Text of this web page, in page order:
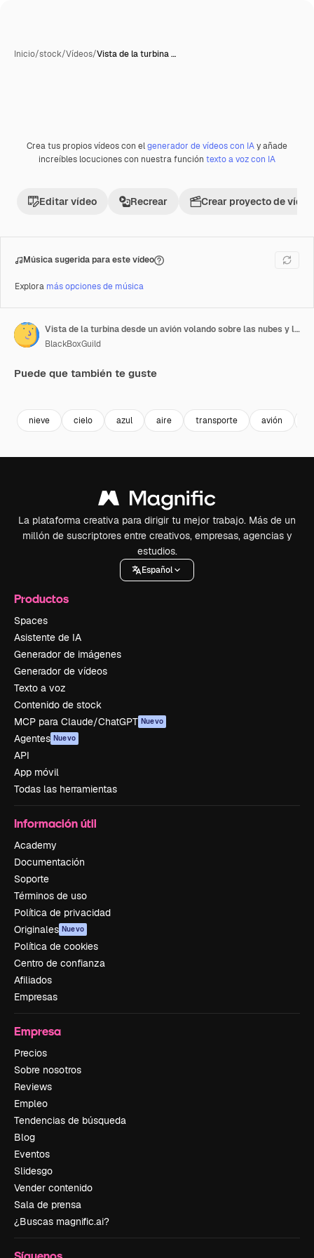
Inicio/stock/Vídeos/Vista de la turbina …
Premium
Crea tus propios vídeos con elgenerador de vídeos con IAy añade
increíbles locuciones con nuestra función texto a voz con IA
Editar vídeo Recrear Crear proyecto de vídeo
Música sugerida para este vídeo
Explora más opciones de música
Vista de la turbina desde un avión volando sobre las nubes y las montañas nevadas de los Alpes en Europa.
BlackBoxGuild
Puede que también te guste
nieve cielo azul aire transporte avión
La plataforma creativa para dirigir tu mejor trabajo. Más de un
millón de suscriptores entre creativos, empresas, agencias y
estudios.
Español
Productos
Spaces
Asistente de IA
Generador de imágenes
Generador de vídeos
Texto a voz
Contenido de stock
MCP para Claude/ChatGPT Nuevo
Agentes Nuevo
API
App móvil
Todas las herramientas
Información útil
Academy
Documentación
Soporte
Términos de uso
Política de privacidad
Originales Nuevo
Política de cookies
Centro de confianza
Afiliados
Empresas
Empresa
Precios
Sobre nosotros
Reviews
Empleo
Tendencias de búsqueda
Blog
Eventos
Slidesgo
Vender contenido
Sala de prensa
¿Buscas magnific.ai?